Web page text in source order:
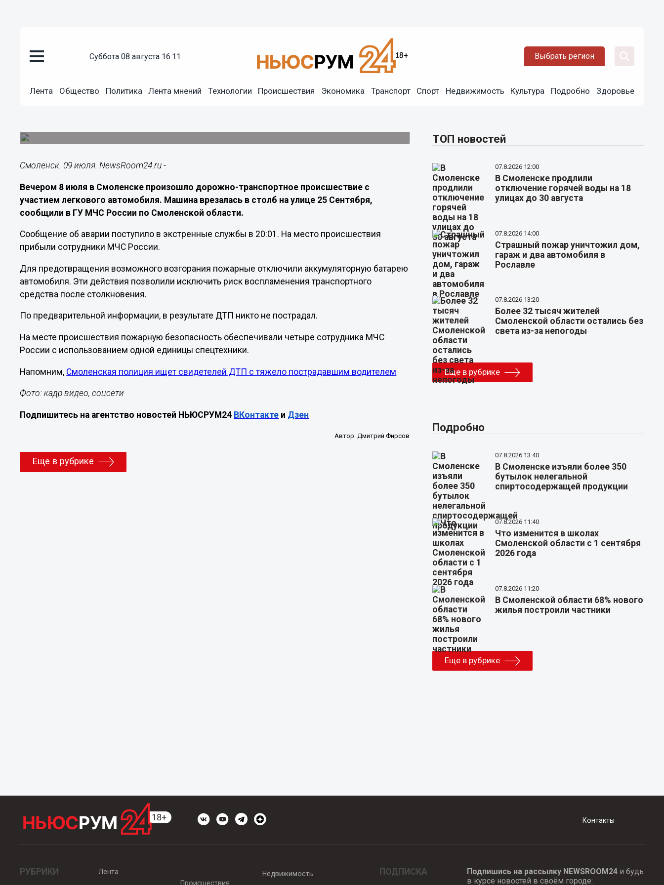
суббота 08 августа 16:11 Выбрать регион
Лента Общество Политика Лента мнений Технологии Происшествия Экономика Транспорт Спорт Недвижимость Культура Подробно Здоровье
В Смоленске легковушка врезалась в столб на улице 25
Смоленск. 09 июля. NewsRoom24.ru -
Вечером 8 июля в Смоленске произошло дорожно-транспортное происшествие с
участием легкового автомобиля. Машина врезалась в столб на улице 25 Сентября,
сообщили в ГУ МЧС России по Смоленской области.
Сообщение об аварии поступило в экстренные службы в 20:01. На место происшествия
прибыли сотрудники МЧС России.
Для предотвращения возможного возгорания пожарные отключили аккумуляторную батарею
автомобиля. Эти действия позволили исключить риск воспламенения транспортного
средства после столкновения.
По предварительной информации, в результате ДТП никто не пострадал.
На месте происшествия пожарную безопасность обеспечивали четыре сотрудника МЧС
России с использованием одной единицы спецтехники.
Напомним, Смоленская полиция ищет свидетелей ДТП с тяжело пострадавшим водителем
Фото: кадр видео, соцсети
Подпишитесь на агентство новостей НЬЮСРУМ24 ВКонтакте и Дзен
Автор: Дмитрий Фирсов
Еще в рубрике
ТОП новостей
07.8.2026 12:00
В Смоленске продлили
отключение горячей воды на 18
улицах до 30 августа
07.8.2026 14:00
Страшный пожар уничтожил дом,
гараж и два автомобиля в
Рославле
07.8.2026 13:20
Более 32 тысяч жителей
Смоленской области остались без
света из-за непогоды
Еще в рубрике
Подробно
07.8.2026 13:40
В Смоленске изъяли более 350
бутылок нелегальной
спиртосодержащей продукции
07.8.2026 11:40
Что изменится в школах
Смоленской области с 1 сентября
2026 года
07.8.2026 11:20
В Смоленской области 68% нового
жилья построили частники
Еще в рубрике
Контакты
РУБРИКИ
Лента
Происшествия
Недвижимость ПОДПИСКА Подпишись на рассылку NEWSROOM24и будь
в курсе новостей в своём городе: